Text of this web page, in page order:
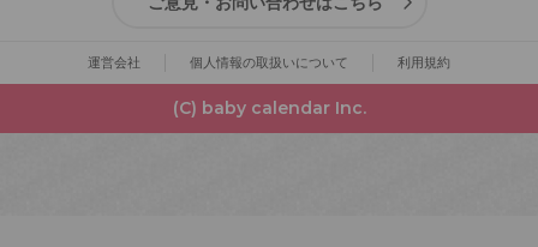
運営会社 個人情報の取扱いについて 利用規約
(C) baby calendar Inc.